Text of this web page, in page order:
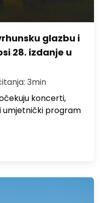
glazbu i
28. izdanje u
3min
koncerti,
umjetnički program